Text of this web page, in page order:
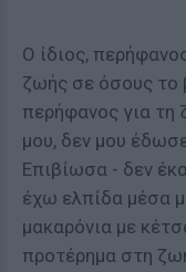
Ο ίδιος,
ζωής σε όσους το
περήφανος για τη
μου, δεν μου
Επιβίωσα - δεν
έχω ελπίδα μέσα
μακαρόνια με
προτέρημα στη